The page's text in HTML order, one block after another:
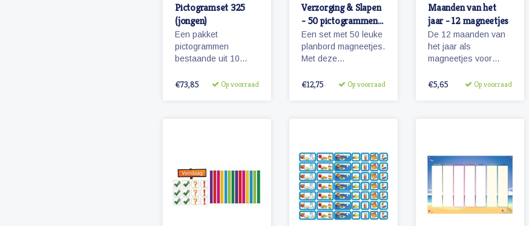
Pictogramset 325
(jongen)
Een pakket
pictogrammen
bestaande uit 10
totaal 325
€73,85 Op voorraad
Verzorging & Slapen
- 50 pictogrammen
(jongen)
Een set met 50 leuke
planbord magneetjes.
Met deze
je bijvoorbeeld het
€12,75 Op voorraad
Maanden van het
jaar - 12 magneetjes
De 12 maanden van
het jaar als
magneetjes voor
agendafuntie.
€5,65 Op voorraad